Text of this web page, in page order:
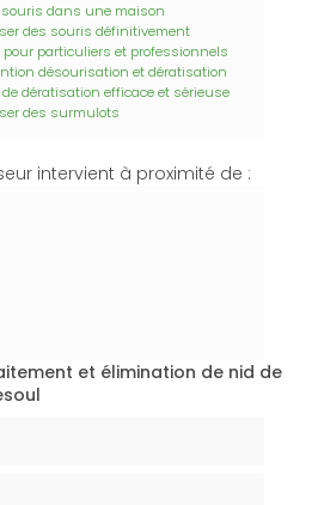
dans une maison
des souris définitivement
pour particuliers et professionnels
désourisation et dératisation
dératisation efficace et sérieuse
des surmulots
intervient à proximité de :
et élimination de nid de